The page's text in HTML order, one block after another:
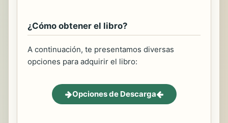
¿Cómo obtener el libro?
A continuación, te presentamos diversas
opciones para adquirir el libro:
Opciones de Descarga